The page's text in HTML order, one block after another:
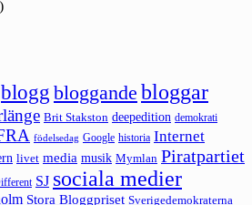
blogg bloggande bloggar
Brit Stakston deepedition demokrati
födelsedag Google historia Internet
livet media musik Mymlan Piratpartiet
SJ sociala medier
Stora Bloggpriset Sverigedemokraterna